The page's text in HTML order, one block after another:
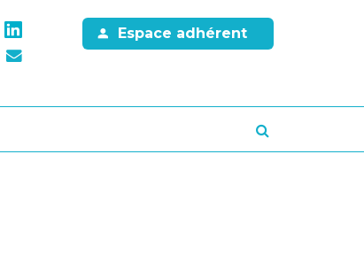
Espace adhérent